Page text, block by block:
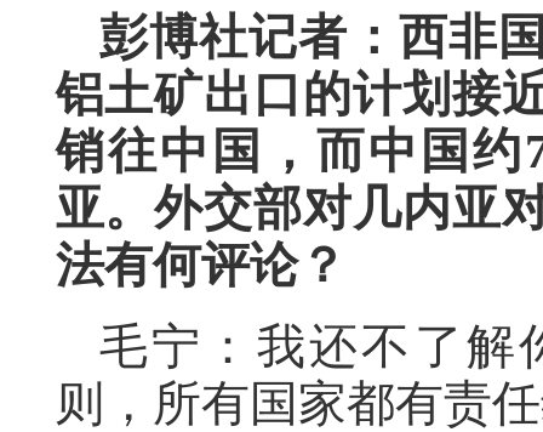
彭博社记者：西非
铝土矿出口的计划接
销往中国，而中国约
亚。外交部对几内亚
法有何评论？
毛宁：我还不了解
则，所有国家都有责